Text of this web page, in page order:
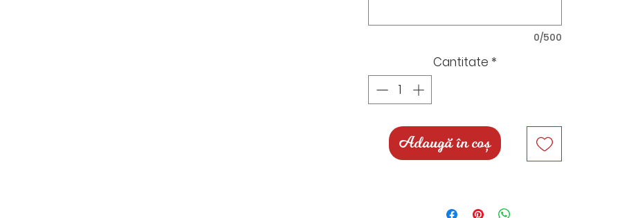
mail sau What`s App, pentru a stabili data expedierii și
Prețul cuprinde următoarele elemente:
- Bol cu vulpiță și buline
Pentru comenzi personalizate cu
What`App, unde vom putea stabili împreună detaliil și
0/500
Cantitate *
Adaugă în coș